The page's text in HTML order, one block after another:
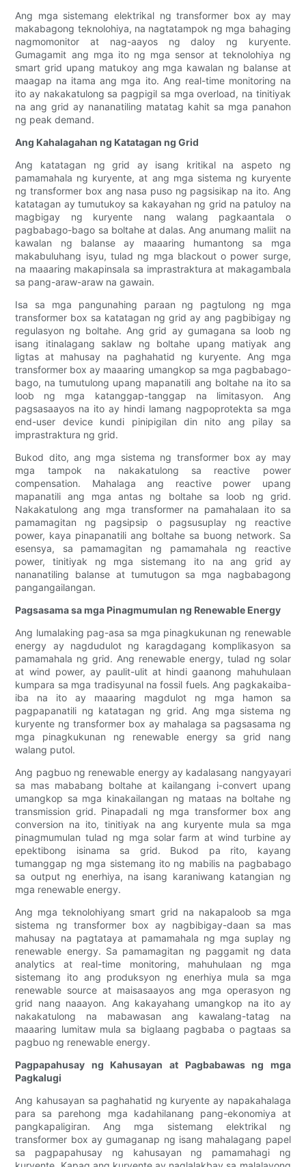
Ang mga sistemang elektrikal ng transformer box ay may
makabagong teknolohiya, na nagtatampok ng mga bahaging
nagmomonitor at nag-aayos ng daloy ng kuryente.
Gumagamit ang mga ito ng mga sensor at teknolohiya ng
smart grid upang matukoy ang mga kawalan ng balanse at
maagap na itama ang mga ito. Ang real-time monitoring na
ito ay nakakatulong sa pagpigil sa mga overload, na tinitiyak
na ang grid ay nananatiling matatag kahit sa mga panahon
ng peak demand.
Ang Kahalagahan ng Katatagan ng Grid
Ang katatagan ng grid ay isang kritikal na aspeto ng
pamamahala ng kuryente, at ang mga sistema ng kuryente
ng transformer box ang nasa puso ng pagsisikap na ito. Ang
katatagan ay tumutukoy sa kakayahan ng grid na patuloy na
magbigay ng kuryente nang walang pagkaantala o
pagbabago-bago sa boltahe at dalas. Ang anumang maliit na
kawalan ng balanse ay maaaring humantong sa mga
makabuluhang isyu, tulad ng mga blackout o power surge,
na maaaring makapinsala sa imprastraktura at makagambala
sa pang-araw-araw na gawain.
Isa sa mga pangunahing paraan ng pagtulong ng mga
transformer box sa katatagan ng grid ay ang pagbibigay ng
regulasyon ng boltahe. Ang grid ay gumagana sa loob ng
isang itinalagang saklaw ng boltahe upang matiyak ang
ligtas at mahusay na paghahatid ng kuryente. Ang mga
transformer box ay maaaring umangkop sa mga pagbabago-
bago, na tumutulong upang mapanatili ang boltahe na ito sa
loob ng mga katanggap-tanggap na limitasyon. Ang
pagsasaayos na ito ay hindi lamang nagpoprotekta sa mga
end-user device kundi pinipigilan din nito ang pilay sa
imprastraktura ng grid.
Bukod dito, ang mga sistema ng transformer box ay may
mga tampok na nakakatulong sa reactive power
compensation. Mahalaga ang reactive power upang
mapanatili ang mga antas ng boltahe sa loob ng grid.
Nakakatulong ang mga transformer na pamahalaan ito sa
pamamagitan ng pagsipsip o pagsusuplay ng reactive
power, kaya pinapanatili ang boltahe sa buong network. Sa
esensya, sa pamamagitan ng pamamahala ng reactive
power, tinitiyak ng mga sistemang ito na ang grid ay
nananatiling balanse at tumutugon sa mga nagbabagong
pangangailangan.
Pagsasama sa mga Pinagmumulan ng Renewable Energy
Ang lumalaking pag-asa sa mga pinagkukunan ng renewable
energy ay nagdudulot ng karagdagang komplikasyon sa
pamamahala ng grid. Ang renewable energy, tulad ng solar
at wind power, ay paulit-ulit at hindi gaanong mahuhulaan
kumpara sa mga tradisyunal na fossil fuels. Ang pagkakaiba-
iba na ito ay maaaring magdulot ng mga hamon sa
pagpapanatili ng katatagan ng grid. Ang mga sistema ng
kuryente ng transformer box ay mahalaga sa pagsasama ng
mga pinagkukunan ng renewable energy sa grid nang
walang putol.
Ang pagbuo ng renewable energy ay kadalasang nangyayari
sa mas mababang boltahe at kailangang i-convert upang
umangkop sa mga kinakailangan ng mataas na boltahe ng
transmission grid. Pinapadali ng mga transformer box ang
conversion na ito, tinitiyak na ang kuryente mula sa mga
pinagmumulan tulad ng mga solar farm at wind turbine ay
epektibong isinama sa grid. Bukod pa rito, kayang
tumanggap ng mga sistemang ito ng mabilis na pagbabago
sa output ng enerhiya, na isang karaniwang katangian ng
mga renewable energy.
Ang mga teknolohiyang smart grid na nakapaloob sa mga
sistema ng transformer box ay nagbibigay-daan sa mas
mahusay na pagtataya at pamamahala ng mga suplay ng
renewable energy. Sa pamamagitan ng paggamit ng data
analytics at real-time monitoring, mahuhulaan ng mga
sistemang ito ang produksyon ng enerhiya mula sa mga
renewable source at maisasaayos ang mga operasyon ng
grid nang naaayon. Ang kakayahang umangkop na ito ay
nakakatulong na mabawasan ang kawalang-tatag na
maaaring lumitaw mula sa biglaang pagbaba o pagtaas sa
pagbuo ng renewable energy.
Pagpapahusay ng Kahusayan at Pagbabawas ng mga
Pagkalugi
Ang kahusayan sa paghahatid ng kuryente ay napakahalaga
para sa parehong mga kadahilanang pang-ekonomiya at
pangkapaligiran. Ang mga sistemang elektrikal ng
transformer box ay gumaganap ng isang mahalagang papel
sa pagpapahusay ng kahusayan ng pamamahagi ng